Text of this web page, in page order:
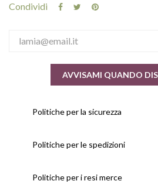
Condividi
AVVISAMI QUANDO
Politiche per la sicurezza
Politiche per le spedizioni
Politiche per i resi merce